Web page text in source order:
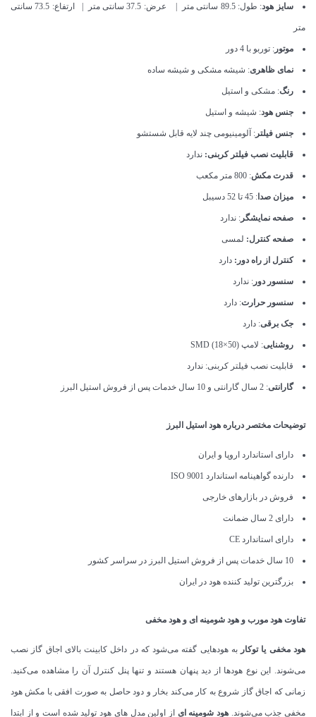
سایز هود : طول: 89.5 سانتی متر | عرض: 37.5 سانتی متر | ارتفاع: 73.5 سانتی
متر
موتور : توربو با 4 دور
نمای ظاهری: شیشه مشکی و شیشه ساده
رنگ: مشکی و استیل
جنس هود: شیشه و استیل
جنس فیلتر : آلومینیومی چند لایه قابل شستشو
قابلیت نصب فیلتر کربنی: ندارد
قدرت مکش: 800 متر مکعب
میزان صدا: 45 تا 52 دسیبل
صفحه نمایشگر : ندارد
صفحه کنترل: لمسی
کنترل از راه دور: دارد
سنسور دور : ندارد
سنسور حرارت: دارد
جک برقی: دارد
روشنایی: لامپ SMD (18×50)
قابلیت نصب فیلتر کربنی: ندارد
گارانتی: 2 سال گارانتی و 10 سال خدمات پس از فروش استیل البرز
توضیحات مختصر درباره هود استیل البرز
دارای استاندارد اروپا و ایران
دارنده گواهینامه استاندارد ISO 9001
فروش در بازارهای خارجی
دارای 2 سال ضمانت
دارای استاندارد CE
10 سال خدمات پس از فروش استیل البرز در سراسر کشور
بزرگترین تولید کننده هود در ایران
تفاوت هود مورب و هود شومینه ای و هود مخفی
هود مخفی یا توکار به هودهایی گفته می‌شود که در داخل کابینت بالای اجاق گاز نصب
می‌شوند. این نوع هودها از دید پنهان هستند و تنها پنل کنترل آن را مشاهده می‌کنید.
زمانی که اجاق گاز شروع به کار می‌کند بخار و دود حاصل به صورت افقی با مکش هود
مخفی جذب می‌شوند.هود شومینه ای از اولین مدل های هود تولید شده است و از ابتدا